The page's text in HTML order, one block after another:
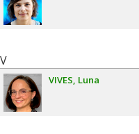
V
VIVES Luna